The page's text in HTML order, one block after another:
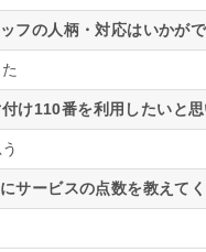
フの人柄・対応はいかが
け110番を利用したいと思
サービスの点数を教えてく